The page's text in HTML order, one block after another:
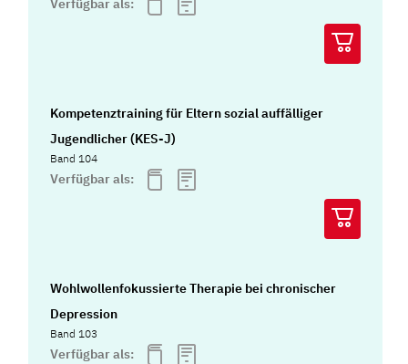
Verfügbar als:
Kompetenztraining für Eltern sozial auffälliger
Jugendlicher (KES-J)
Band 104
Verfügbar als:
Wohlwollenfokussierte Therapie bei chronischer
Depression
Band 103
Verfügbar als: